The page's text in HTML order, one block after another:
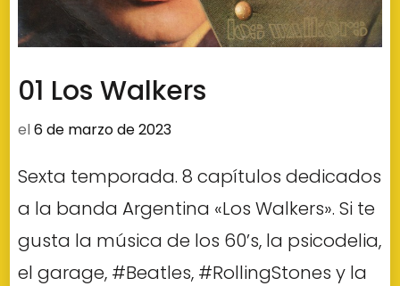
01 Los Walkers
el6 de marzo de 2023
Sexta temporada. 8 capítulos dedicados
a la banda Argentina «Los Walkers». Si te
gusta la música de los 60’s, la psicodelia,
el garage, #Beatles, #RollingStones y la